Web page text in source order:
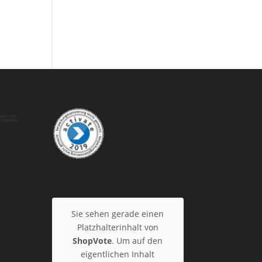
Sie sehen gerade einen
Platzhalterinhalt von
ShopVote. Um auf den
eigentlichen Inhalt